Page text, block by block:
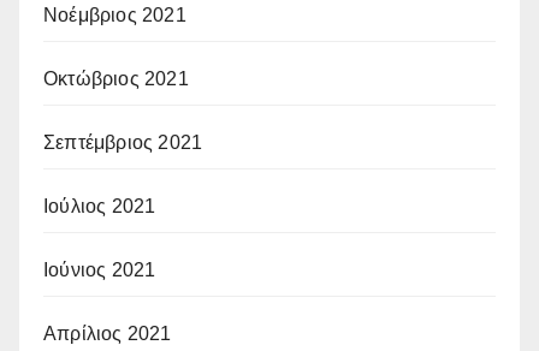
Νοέμβριος 2021
Οκτώβριος 2021
Σεπτέμβριος 2021
Ιούλιος 2021
Ιούνιος 2021
Απρίλιος 2021